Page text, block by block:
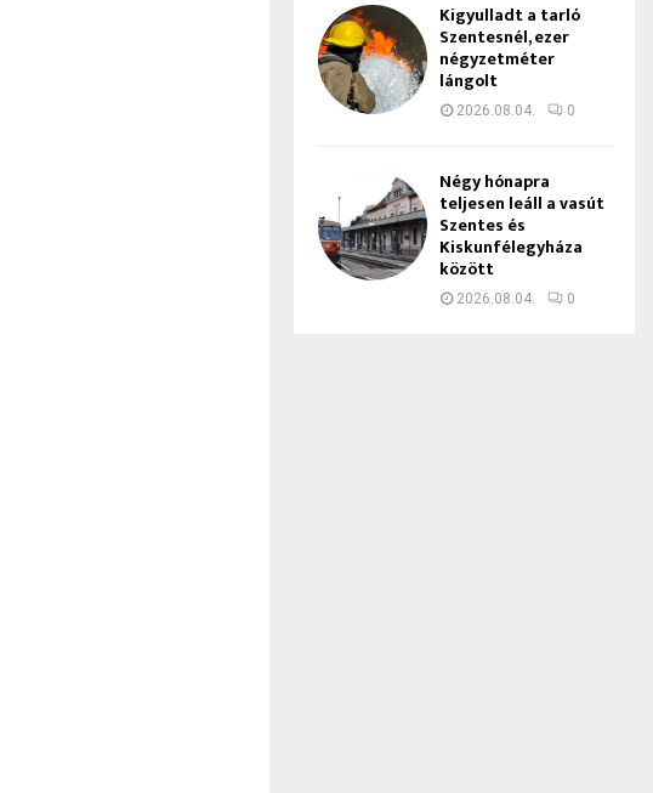
Kigyulladt a tarló
Szentesnél, ezer
négyzetméter
lángolt
2026.08.04. 0
Négy hónapra
teljesen leáll a vasút
Szentes és
Kiskunfélegyháza
között
2026.08.04. 0